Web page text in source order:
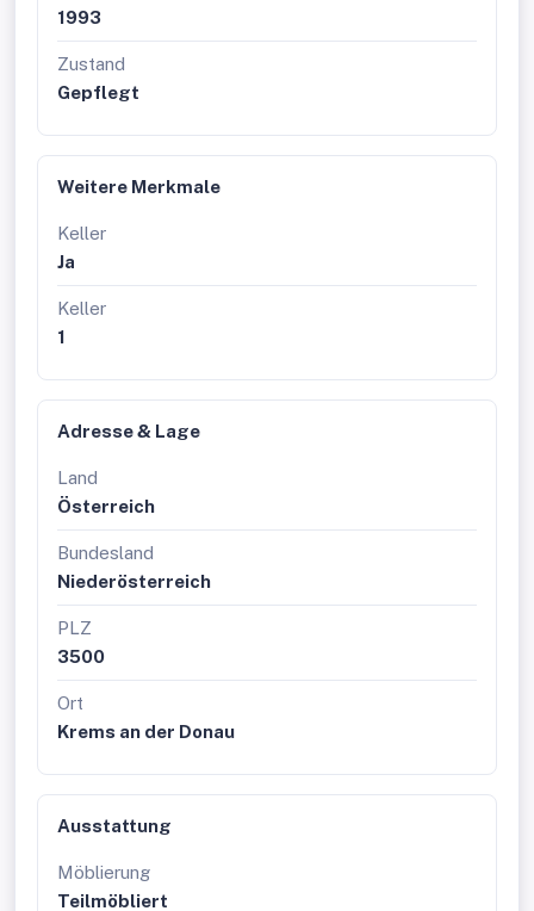
1993
Zustand
Gepflegt
Weitere Merkmale
Keller
Ja
Keller
1
Adresse & Lage
Land
Österreich
Bundesland
Niederösterreich
PLZ
3500
Ort
Krems an der Donau
Ausstattung
Möblierung
Teilmöbliert